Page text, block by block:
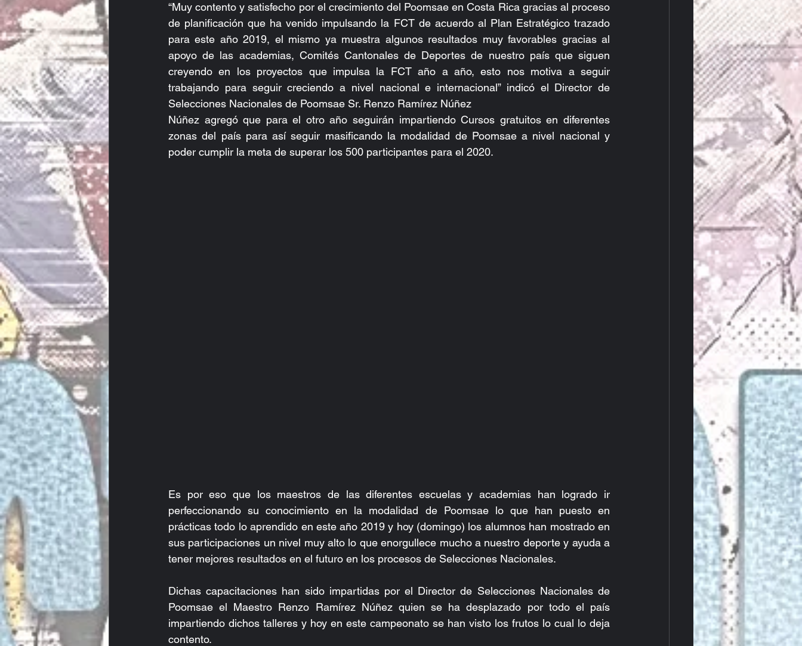
“Muy contento y satisfecho por el crecimiento del Poomsae en Costa Rica gracias al proceso
de planificación que ha venido impulsando la FCT de acuerdo al Plan Estratégico trazado
para este año 2019, el mismo ya muestra algunos resultados muy favorables gracias al
apoyo de las academias, Comités Cantonales de Deportes de nuestro país que siguen
creyendo en los proyectos que impulsa la FCT año a año, esto nos motiva a seguir
trabajando para seguir creciendo a nivel nacional e internacional” indicó el Director de
Selecciones Nacionales de Poomsae Sr. Renzo Ramírez Núñez
Núñez agregó que para el otro año seguirán impartiendo Cursos gratuitos en diferentes
zonas del país para así seguir masificando la modalidad de Poomsae a nivel nacional y
poder cumplir la meta de superar los 500 participantes para el 2020.
Es por eso que los maestros de las diferentes escuelas y academias han logrado ir
perfeccionando su conocimiento en la modalidad de Poomsae lo que han puesto en
prácticas todo lo aprendido en este año 2019 y hoy (domingo) los alumnos han mostrado en
sus participaciones un nivel muy alto lo que enorgullece mucho a nuestro deporte y ayuda a
tener mejores resultados en el futuro en los procesos de Selecciones Nacionales.
Dichas capacitaciones han sido impartidas por el Director de Selecciones Nacionales de
Poomsae el Maestro Renzo Ramírez Núñez quien se ha desplazado por todo el país
impartiendo dichos talleres y hoy en este campeonato se han visto los frutos lo cual lo deja
contento.